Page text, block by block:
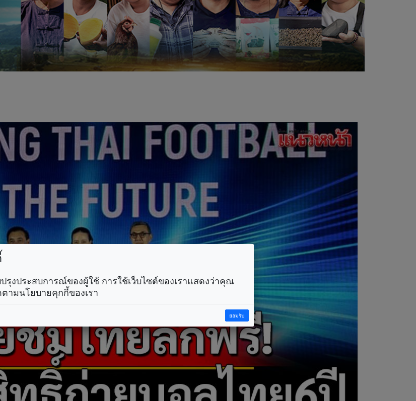
รุงประสบการณ์ของผู้ใช้ การใช้เว็บไซต์ของเราแสดงว่าคุณ
ามนโยบายคุกกี้ของเรา
ยอมรับ